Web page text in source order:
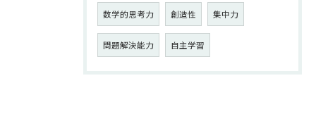
数学的思考力 創造性 集中力
問題解決能力 自主学習